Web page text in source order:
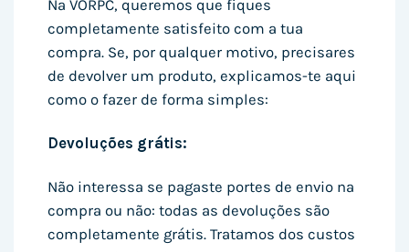
Na VORPC, queremos que fiques
completamente satisfeito com a tua
compra. Se, por qualquer motivo, precisares
de devolver um produto, explicamos-te aqui
como o fazer de forma simples:
Devoluções grátis:
Não interessa se pagaste portes de envio na
compra ou não: todas as devoluções são
completamente grátis. Tratamos dos custos